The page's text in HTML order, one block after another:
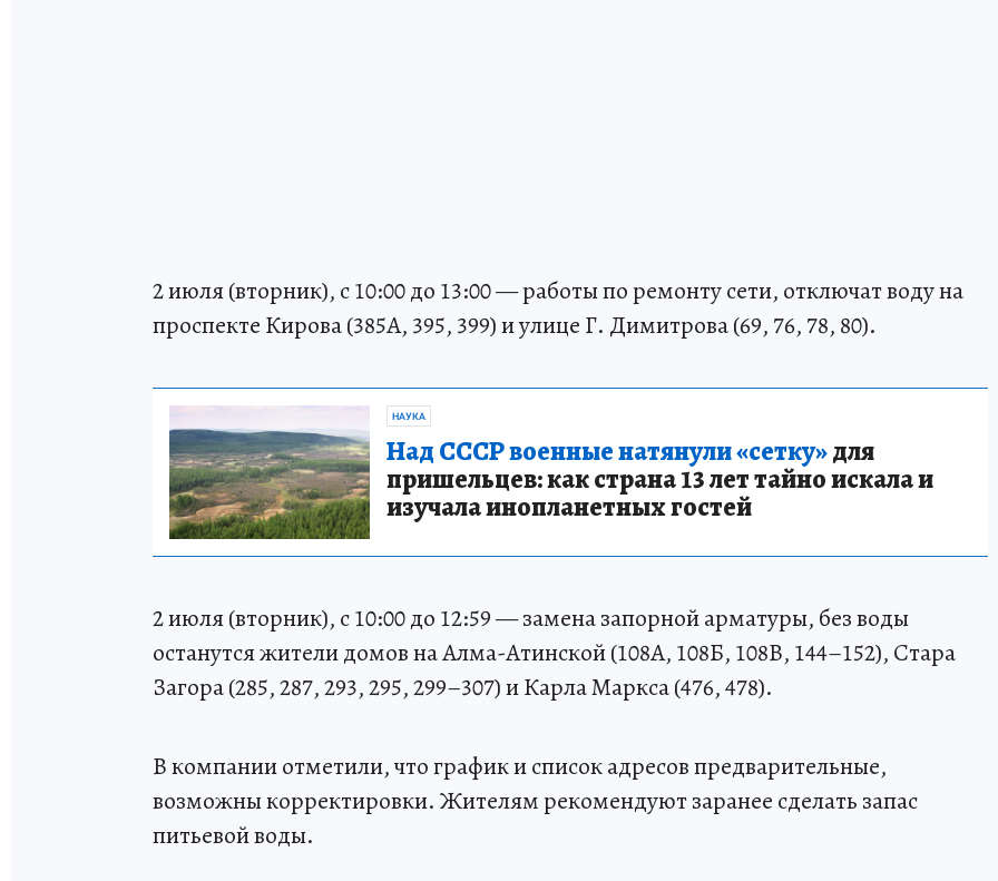
2 июля (вторник), с 10:00 до 13:00 — работы по ремонту сети, отключат воду на
проспекте Кирова (385А, 395, 399) и улице Г. Димитрова (69, 76, 78, 80).
НАУКА
Над СССР военные натянули «сетку»для
пришельцев: как страна 13 лет тайно искала и
изучала инопланетных гостей
2 июля (вторник), с 10:00 до 12:59 — замена запорной арматуры, без воды
останутся жители домов на Алма-Атинской (108А, 108Б, 108В, 144–152), Стара
Загора (285, 287, 293, 295, 299–307) и Карла Маркса (476, 478).
В компании отметили, что график и список адресов предварительные,
возможны корректировки. Жителям рекомендуют заранее сделать запас
питьевой воды.